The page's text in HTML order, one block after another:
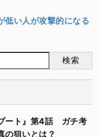
低い人が攻撃的になる
検索
ート』第4話 ガチ考
の狙いとは？